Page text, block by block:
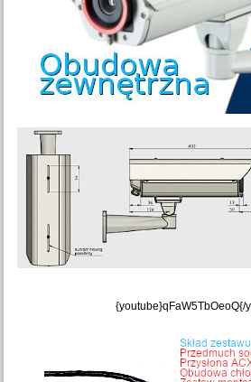
{youtube}qFaW5TbOeoQ{/